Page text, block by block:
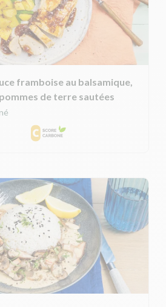
framboise au balsamique,
de terre sautées